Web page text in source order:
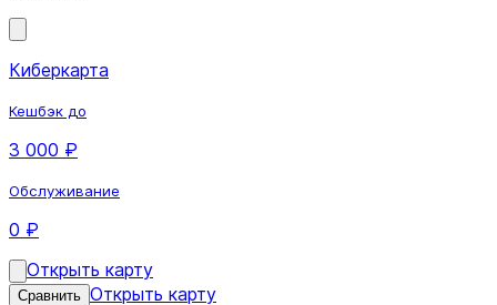
Киберкарта
Кешбэк до
3 000 ₽
Обслуживание
0 ₽
Открыть карту
Сравнить Открыть карту